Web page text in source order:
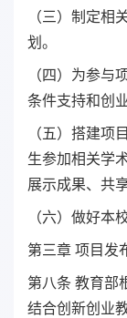
（三）制定
划。
（四）为参
条件支持和创
（五）搭建
生参加相关学
展示成果、共
（六）做好本
第三章 项目发
第八条 教育部
结合创新创业